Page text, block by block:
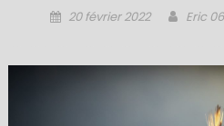
Posted
20 février 2022 Author
Eric 06